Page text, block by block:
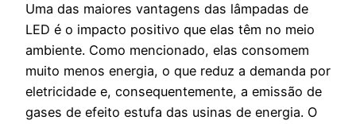
Uma das maiores vantagens das lâmpadas de
LED é o impacto positivo que elas têm no meio
ambiente. Como mencionado, elas consomem
muito menos energia, o que reduz a demanda por
eletricidade e, consequentemente, a emissão de
gases de efeito estufa das usinas de energia. O